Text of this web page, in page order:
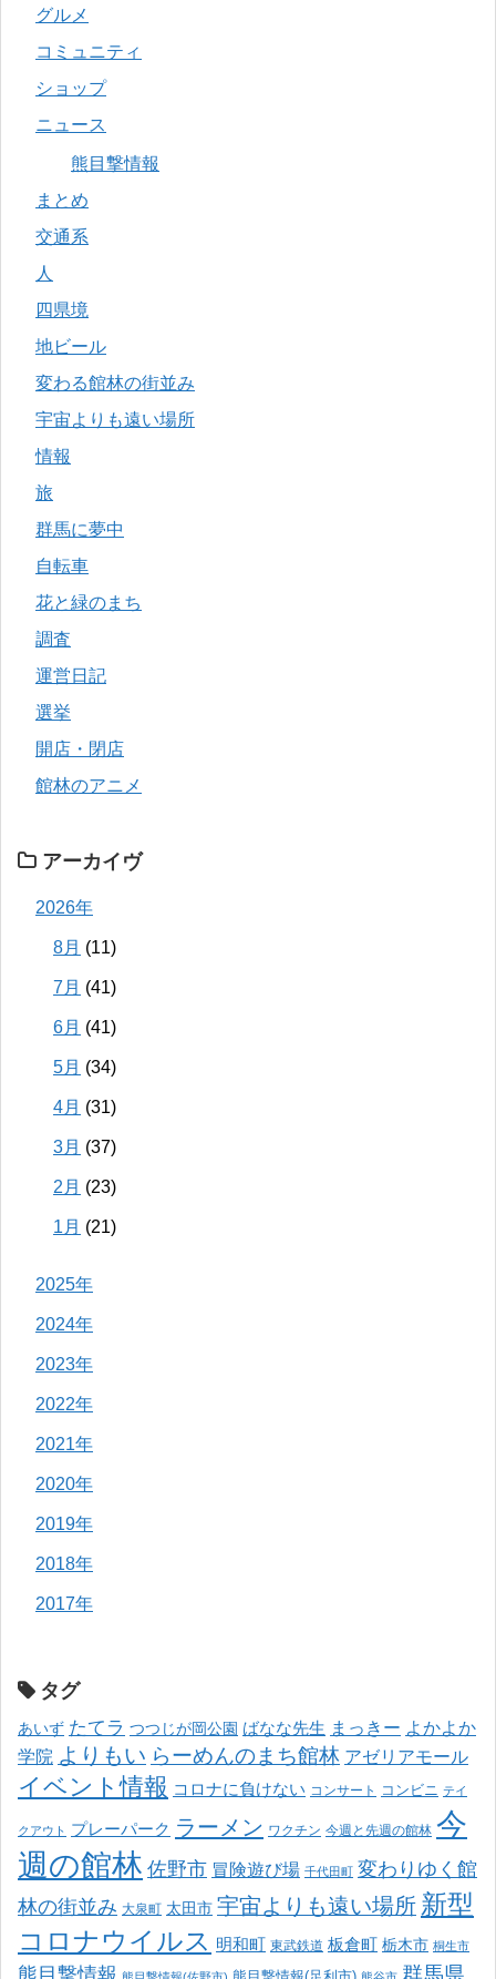
グルメ
コミュニティ
ショップ
ニュース
熊目撃情報
まとめ
交通系
人
四県境
地ビール
変わる館林の街並み
宇宙よりも遠い場所
情報
旅
群馬に夢中
自転車
花と緑のまち
調査
運営日記
選挙
開店・閉店
館林のアニメ
アーカイヴ
2026年
8月 (11)
7月 (41)
6月 (41)
5月 (34)
4月 (31)
3月 (37)
2月 (23)
1月 (21)
2025年
2024年
2023年
2022年
2021年
2020年
2019年
2018年
2017年
タグ
あいず たてラ つつじが岡公園 ばなな先生 まっきー よかよか
学院 よりもい らーめんのまち館林 アゼリアモール
イベント情報 コロナに負けない コンサート コンビニ テイ
クアウト プレーパーク ラーメン ワクチン 今週と先週の館林 今
週の館林 佐野市 冒険遊び場 千代田町 変わりゆく館
林の街並み 大泉町 太田市 宇宙よりも遠い場所 新型
コロナウイルス 明和町 東武鉄道 板倉町 栃木市 桐生市
熊目撃情報 群馬県